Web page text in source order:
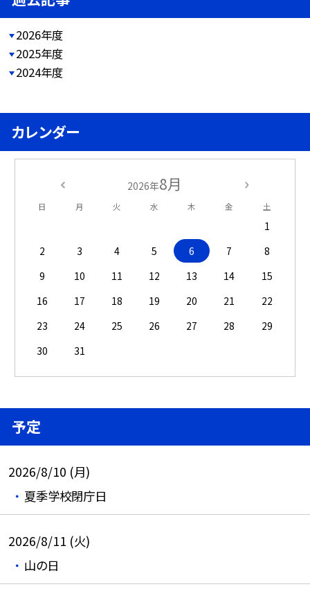
2026年度
2025年度
2024年度
カレンダー
2026年8月
日 月 火 水 木 金 土
1
2
3 4 5 6 7
8
9
10 11 12 13 14
15
16
17 18 19 20 21
22
23
24 25 26 27 28
29
30
31
予定
2026/8/10 (月)
夏季学校閉庁日
2026/8/11 (火)
山の日